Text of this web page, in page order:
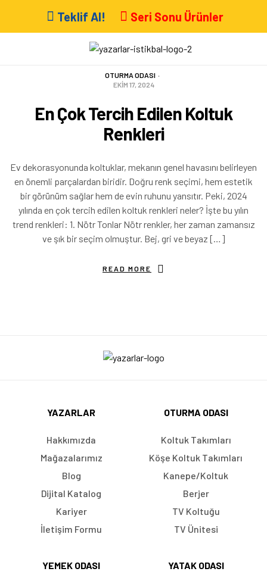
Teklif Al! Seri Sonu Ürünler
OTURMA ODASI
EKIM 17, 2024
En Çok Tercih Edilen Koltuk
Renkleri
Ev dekorasyonunda koltuklar, mekanın genel havasını belirleyen
en önemli parçalardan biridir. Doğru renk seçimi, hem estetik
bir görünüm sağlar hem de evin ruhunu yansıtır. Peki, 2024
yılında en çok tercih edilen koltuk renkleri neler? İşte bu yılın
trend renkleri: 1. Nötr Tonlar Nötr renkler, her zaman zamansız
ve şık bir seçim olmuştur. Bej, gri ve beyaz […]
READ MORE
YAZARLAR
Hakkımızda
Mağazalarımız
Blog
Dijital Katalog
Kariyer
İletişim Formu
OTURMA ODASI
Koltuk Takımları
Köşe Koltuk Takımları
Kanepe/Koltuk
Berjer
TV Koltuğu
TV Ünitesi
YEMEK ODASI YATAK ODASI